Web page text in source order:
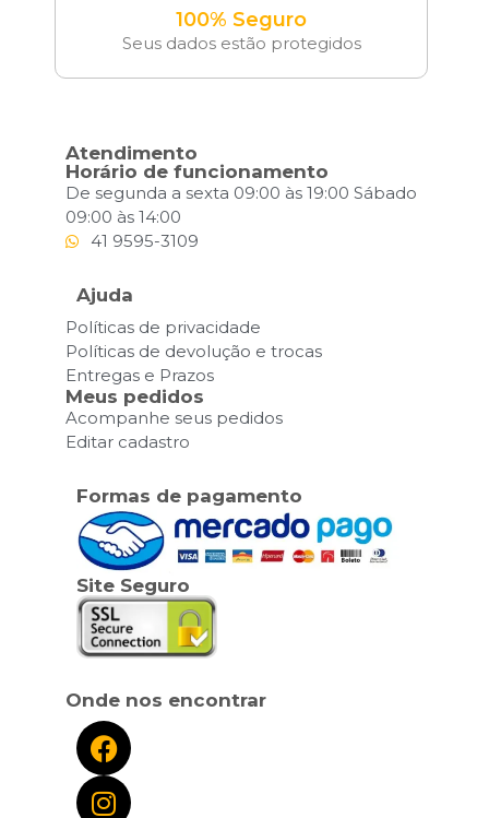
100% Seguro
Seus dados estão protegidos
Atendimento
Horário de funcionamento
De segunda a sexta 09:00 às 19:00 Sábado
09:00 às 14:00
41 9595-3109
Ajuda
Políticas de privacidade
Políticas de devolução e trocas
Entregas e Prazos
Meus pedidos
Acompanhe seus pedidos
Editar cadastro
Formas de pagamento
Site Seguro
Onde nos encontrar